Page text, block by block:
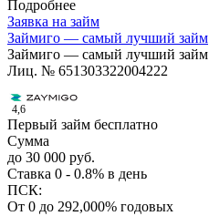
Подробнее
Заявка на займ
Займиго — самый лучший займ
Займиго — самый лучший займ
Лиц. № 651303322004222
4,6
Первый займ бесплатно
Сумма
до 30 000 руб.
Ставка 0 - 0.8% в день
ПСК:
От 0 до 292,000% годовых